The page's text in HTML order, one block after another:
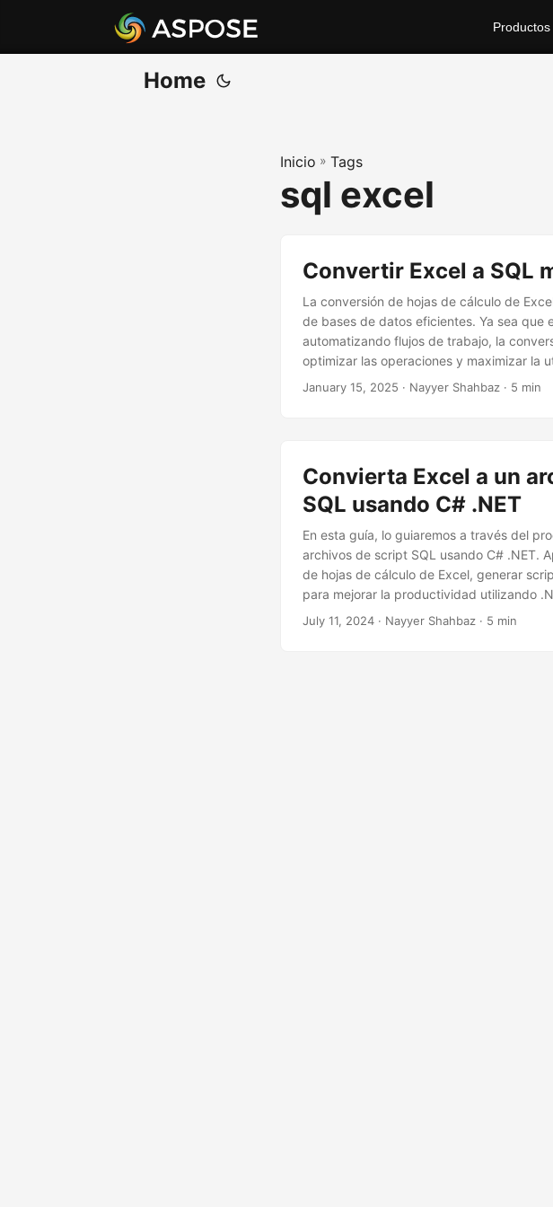
Productos
Home
Inicio » Tags
sql excel
Convertir Excel a SQL
La conversión de hojas de cálculo de
de bases de datos eficientes. Ya sea que
automatizando flujos de trabajo, la
optimizar las operaciones y maximizar la
January 15, 2025 · Nayyer Shahbaz · 5 min
Convierta Excel a un
SQL usando C# .NET
En esta guía, lo guiaremos a través del
archivos de script SQL usando C# .NET.
de hojas de cálculo de Excel, generar
para mejorar la productividad utilizando
July 11, 2024 · Nayyer Shahbaz · 5 min